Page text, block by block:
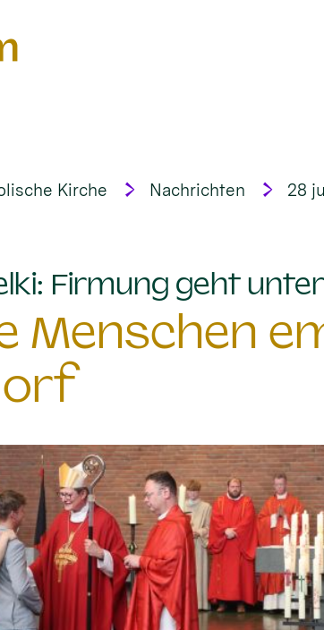
Kirche Nachrichten 28
Firmung geht
Menschen